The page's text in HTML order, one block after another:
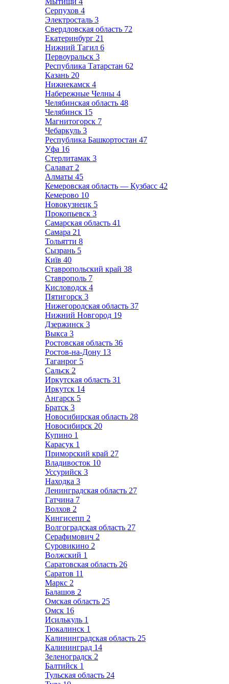
Серпухов 4
Электросталь 3
Свердловская область 72
Екатеринбург 21
Нижний Тагил 6
Первоуральск 3
Республика Татарстан 62
Казань 20
Нижнекамск 4
Набережные Челны 4
Челябинская область 48
Челябинск 15
Магнитогорск 7
Чебаркуль 3
Республика Башкортостан 47
Уфа 16
Стерлитамак 3
Салават 2
Алматы 45
Кемеровская область — Кузбасс 42
Кемерово 10
Новокузнецк 5
Прокопьевск 3
Самарская область 41
Самара 21
Тольятти 8
Сызрань 5
Київ 40
Ставропольский край 38
Ставрополь 7
Кисловодск 4
Пятигорск 3
Нижегородская область 37
Нижний Новгород 19
Дзержинск 3
Выкса 3
Ростовская область 36
Ростов-на-Дону 13
Таганрог 5
Сальск 2
Иркутская область 31
Иркутск 14
Ангарск 5
Братск 3
Новосибирская область 28
Новосибирск 20
Купино 1
Карасук 1
Приморский край 27
Владивосток 10
Уссурийск 3
Находка 3
Ленинградская область 27
Гатчина 7
Волхов 2
Кингисепп 2
Волгоградская область 27
Серафимович 2
Суровикино 2
Волжский 1
Саратовская область 26
Саратов 11
Маркс 2
Балашов 2
Омская область 25
Омск 16
Исилькуль 1
Тюкалинск 1
Калининградская область 25
Калининград 14
Зеленоградск 2
Балтийск 1
Тульская область 24